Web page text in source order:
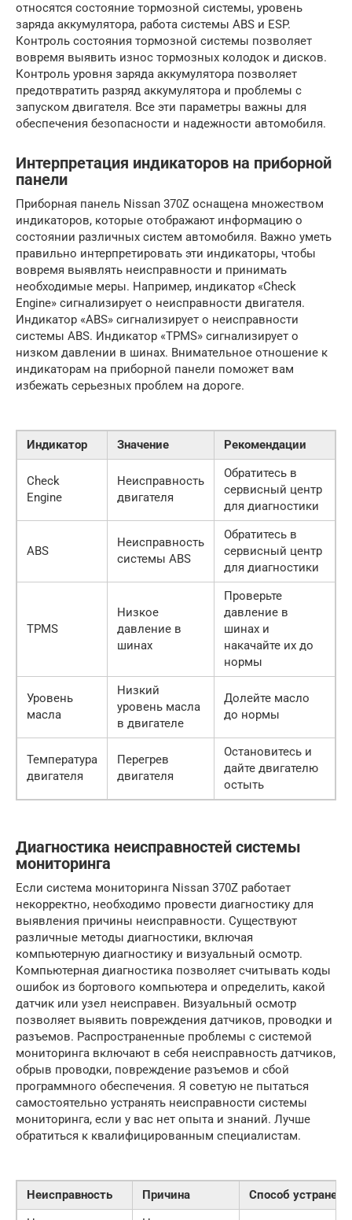
относятся состояние тормозной системы, уровень
заряда аккумулятора, работа системы ABS и ESP.
Контроль состояния тормозной системы позволяет
вовремя выявить износ тормозных колодок и дисков.
Контроль уровня заряда аккумулятора позволяет
предотвратить разряд аккумулятора и проблемы с
запуском двигателя. Все эти параметры важны для
обеспечения безопасности и надежности автомобиля.
Интерпретация индикаторов на приборной
панели
Приборная панель Nissan 370Z оснащена множеством
индикаторов, которые отображают информацию о
состоянии различных систем автомобиля. Важно уметь
правильно интерпретировать эти индикаторы, чтобы
вовремя выявлять неисправности и принимать
необходимые меры. Например, индикатор «Check
Engine» сигнализирует о неисправности двигателя.
Индикатор «ABS» сигнализирует о неисправности
системы ABS. Индикатор «TPMS» сигнализирует о
низком давлении в шинах. Внимательное отношение к
индикаторам на приборной панели поможет вам
избежать серьезных проблем на дороге.
Индикатор Значение Рекомендации
Check
Engine
Неисправность
двигателя
Обратитесь в
сервисный центр
для диагностики
ABS
Неисправность
системы ABS
Обратитесь в
сервисный центр
для диагностики
TPMS
Низкое
давление в
шинах
Проверьте
давление в
шинах и
накачайте их до
нормы
Уровень
масла
Низкий
уровень масла
в двигателе
Долейте масло
до нормы
Температура
двигателя
Перегрев
двигателя
Остановитесь и
дайте двигателю
остыть
Диагностика неисправностей системы
мониторинга
Если система мониторинга Nissan 370Z работает
некорректно, необходимо провести диагностику для
выявления причины неисправности. Существуют
различные методы диагностики, включая
компьютерную диагностику и визуальный осмотр.
Компьютерная диагностика позволяет считывать коды
ошибок из бортового компьютера и определить, какой
датчик или узел неисправен. Визуальный осмотр
позволяет выявить повреждения датчиков, проводки и
разъемов. Распространенные проблемы с системой
мониторинга включают в себя неисправность датчиков,
обрыв проводки, повреждение разъемов и сбой
программного обеспечения. Я советую не пытаться
самостоятельно устранять неисправности системы
мониторинга, если у вас нет опыта и знаний. Лучше
обратиться к квалифицированным специалистам.
Неисправность Причина
Способ